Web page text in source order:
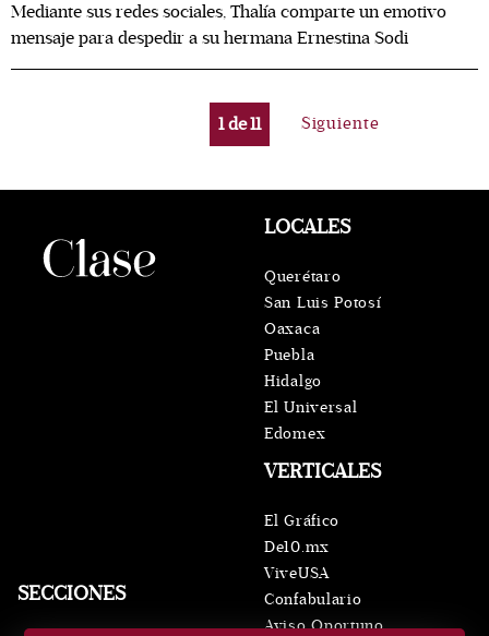
Mediante sus redes sociales, Thalía comparte un emotivo
mensaje para despedir a su hermana Ernestina Sodi
1de11 Siguiente
SECCIONES
VERTICALES
El Gráfico
De10.mx
ViveUSA
Confabulario
Aviso Oportuno
LOCALES
Querétaro
San Luis Potosí
Oaxaca
Puebla
Hidalgo
El Universal
Edomex